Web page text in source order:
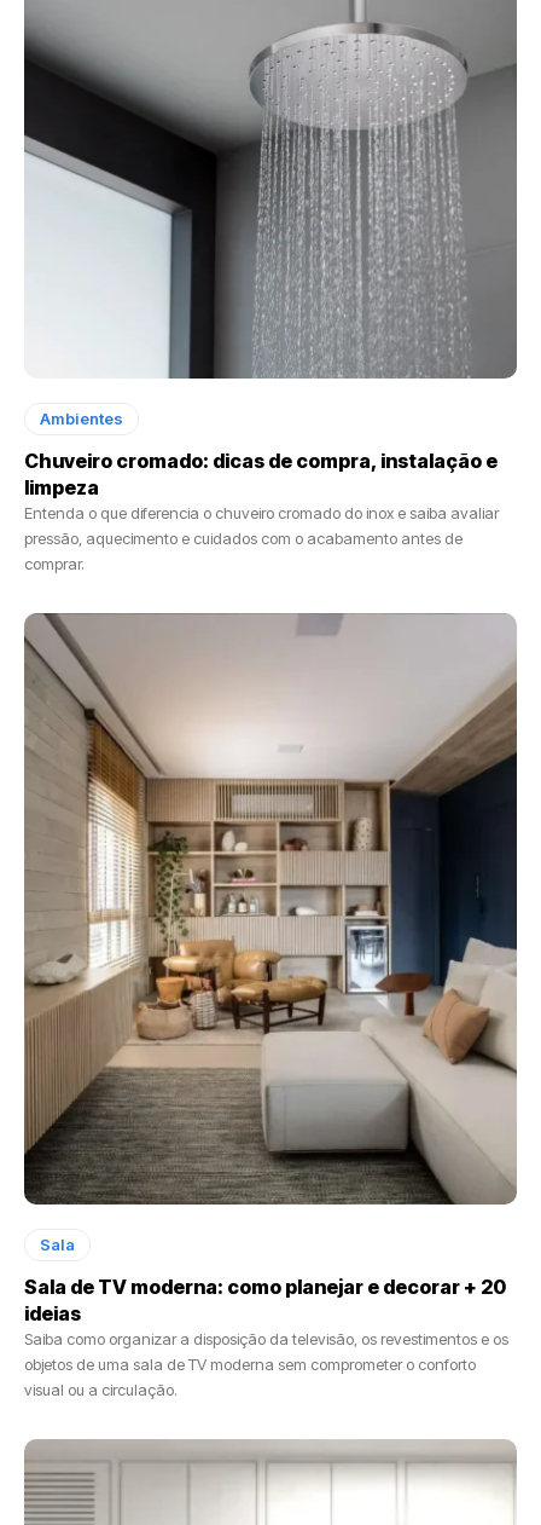
Ambientes
Chuveiro cromado: dicas de compra, instalação e
limpeza
Entenda o que diferencia o chuveiro cromado do inox e saiba avaliar
pressão, aquecimento e cuidados com o acabamento antes de
comprar.
Sala
Sala de TV moderna: como planejar e decorar + 20
ideias
Saiba como organizar a disposição da televisão, os revestimentos e os
objetos de uma sala de TV moderna sem comprometer o conforto
visual ou a circulação.